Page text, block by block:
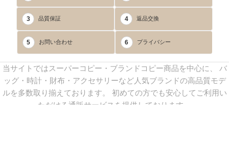
3 品質保証 4 返品交換
5 お問い合わせ 6 プライバシー
当サイトではスーパーコピー・ブランドコピー商品を中心に、 バ
ッグ・時計・財布・アクセサリーなど人気ブランドの高品質モデ
ルを多数取り揃えております。 初めての方でも安心してご利用い
ただける通販サービスを提供しております。